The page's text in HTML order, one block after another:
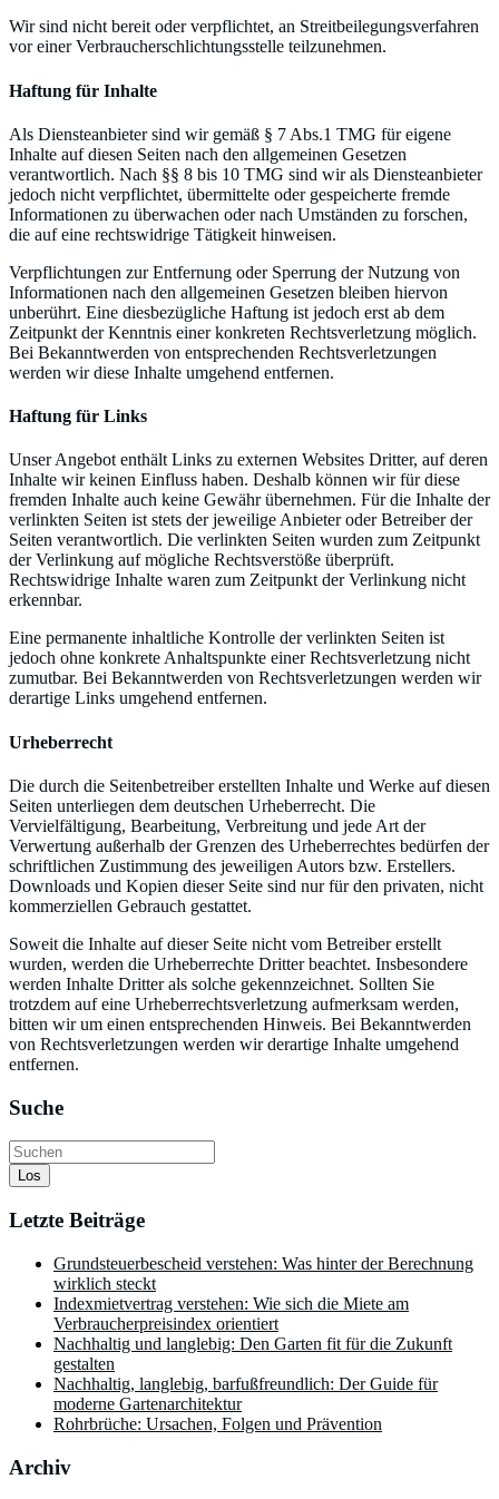
Wir sind nicht bereit oder verpflichtet, an Streitbeilegungsverfahren
vor einer Verbraucherschlichtungsstelle teilzunehmen.
Haftung für Inhalte
Als Diensteanbieter sind wir gemäß § 7 Abs.1 TMG für eigene
Inhalte auf diesen Seiten nach den allgemeinen Gesetzen
verantwortlich. Nach §§ 8 bis 10 TMG sind wir als Diensteanbieter
jedoch nicht verpflichtet, übermittelte oder gespeicherte fremde
Informationen zu überwachen oder nach Umständen zu forschen,
die auf eine rechtswidrige Tätigkeit hinweisen.
Verpflichtungen zur Entfernung oder Sperrung der Nutzung von
Informationen nach den allgemeinen Gesetzen bleiben hiervon
unberührt. Eine diesbezügliche Haftung ist jedoch erst ab dem
Zeitpunkt der Kenntnis einer konkreten Rechtsverletzung möglich.
Bei Bekanntwerden von entsprechenden Rechtsverletzungen
werden wir diese Inhalte umgehend entfernen.
Haftung für Links
Unser Angebot enthält Links zu externen Websites Dritter, auf deren
Inhalte wir keinen Einfluss haben. Deshalb können wir für diese
fremden Inhalte auch keine Gewähr übernehmen. Für die Inhalte der
verlinkten Seiten ist stets der jeweilige Anbieter oder Betreiber der
Seiten verantwortlich. Die verlinkten Seiten wurden zum Zeitpunkt
der Verlinkung auf mögliche Rechtsverstöße überprüft.
Rechtswidrige Inhalte waren zum Zeitpunkt der Verlinkung nicht
erkennbar.
Eine permanente inhaltliche Kontrolle der verlinkten Seiten ist
jedoch ohne konkrete Anhaltspunkte einer Rechtsverletzung nicht
zumutbar. Bei Bekanntwerden von Rechtsverletzungen werden wir
derartige Links umgehend entfernen.
Urheberrecht
Die durch die Seitenbetreiber erstellten Inhalte und Werke auf diesen
Seiten unterliegen dem deutschen Urheberrecht. Die
Vervielfältigung, Bearbeitung, Verbreitung und jede Art der
Verwertung außerhalb der Grenzen des Urheberrechtes bedürfen der
schriftlichen Zustimmung des jeweiligen Autors bzw. Erstellers.
Downloads und Kopien dieser Seite sind nur für den privaten, nicht
kommerziellen Gebrauch gestattet.
Soweit die Inhalte auf dieser Seite nicht vom Betreiber erstellt
wurden, werden die Urheberrechte Dritter beachtet. Insbesondere
werden Inhalte Dritter als solche gekennzeichnet. Sollten Sie
trotzdem auf eine Urheberrechtsverletzung aufmerksam werden,
bitten wir um einen entsprechenden Hinweis. Bei Bekanntwerden
von Rechtsverletzungen werden wir derartige Inhalte umgehend
entfernen.
Suche
Los
Letzte Beiträge
Grundsteuerbescheid verstehen: Was hinter der Berechnung
wirklich steckt
Indexmietvertrag verstehen: Wie sich die Miete am
Verbraucherpreisindex orientiert
Nachhaltig und langlebig: Den Garten fit für die Zukunft
gestalten
Nachhaltig, langlebig, barfußfreundlich: Der Guide für
moderne Gartenarchitektur
Rohrbrüche: Ursachen, Folgen und Prävention
Archiv